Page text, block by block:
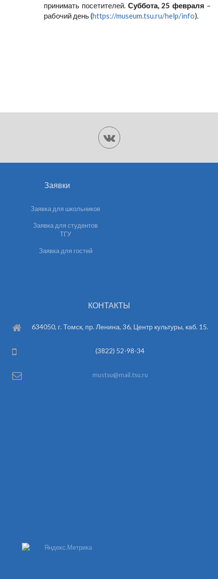
принимать посетителей. Суббота, 25 февраля –
рабочий день (https://museum.tsu.ru/help/info).
Заявки
Заявка для школьников
Заявка для студентов
ТГУ
Заявка для гостей
КОНТАКТЫ
634050, г. Томск, пр. Ленина, 36, Центр культуры, каб. 15.
(3822) 52-98-34
mustsu@mail.tsu.ru